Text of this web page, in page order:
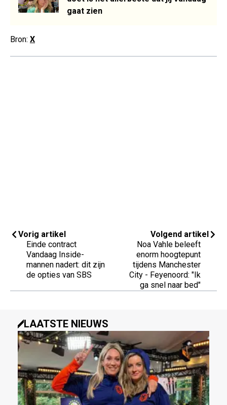
gaat zien
Bron: X
Vorig artikel
Einde contract
Vandaag Inside-
mannen nadert: dit zijn
de opties van SBS
Volgend artikel
Noa Vahle beleeft
enorm hoogtepunt
tijdens Manchester
City - Feyenoord: "Ik
ga snel naar bed"
LAATSTE NIEUWS